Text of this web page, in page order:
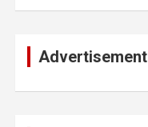
Advertisement